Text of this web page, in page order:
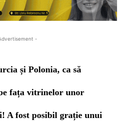
-
și Polonia, ca să
fața vitrinelor unor
A fost posibil grație unui